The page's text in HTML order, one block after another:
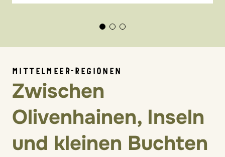
MITTELMEER-REGIONEN
Zwischen
Olivenhainen, Inseln
und kleinen Buchten